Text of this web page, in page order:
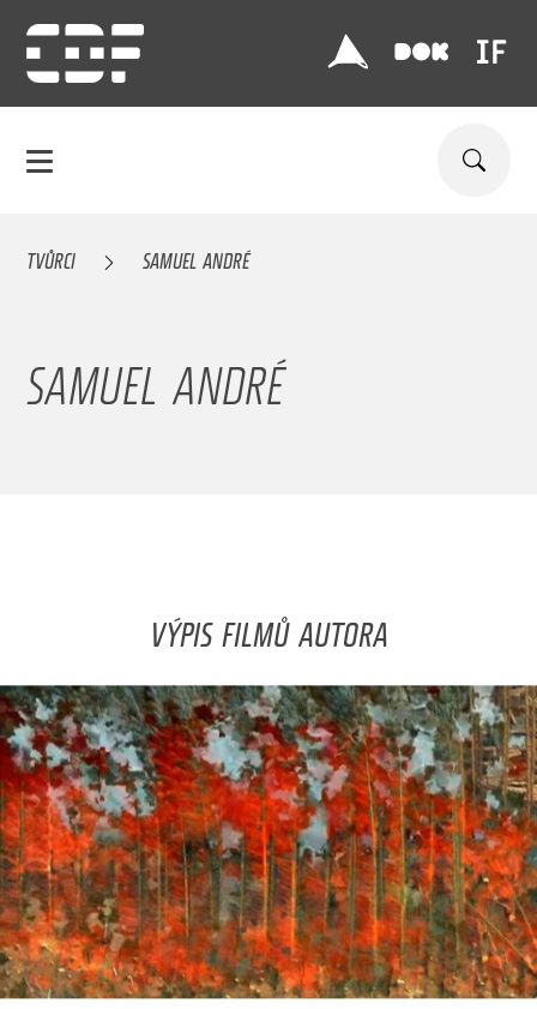
TVŮRCI SAMUEL ANDRÉ
SAMUEL ANDRÉ
VÝPIS FILMŮ AUTORA